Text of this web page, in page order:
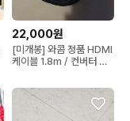
22,000원
[미개봉] 와콤 정품 HDMI
케이블 1.8m / 컨버터 키